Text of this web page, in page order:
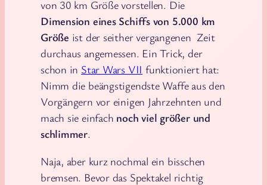
von 30 km Größe vorstellen. Die
Dimension eines Schiffs von 5.000 km
Größe ist der seither vergangenen Zeit
durchaus angemessen. Ein Trick, der
schon in Star Wars VII funktioniert hat:
Nimm die beängstigendste Waffe aus den
Vorgängern vor einigen Jahrzehnten und
mach sie einfach noch viel größer und
schlimmer.
Naja, aber kurz nochmal ein bisschen
bremsen. Bevor das Spektakel richtig